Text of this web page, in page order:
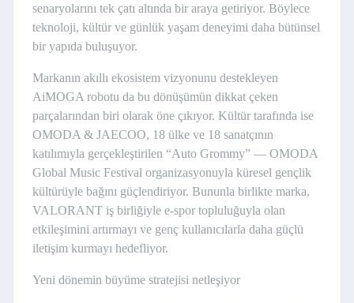
senaryolarını tek çatı altında bir araya getiriyor. Böylece
teknoloji, kültür ve günlük yaşam deneyimi daha bütünsel
bir yapıda buluşuyor.
Markanın akıllı ekosistem vizyonunu destekleyen
AiMOGA robotu da bu dönüşümün dikkat çeken
parçalarından biri olarak öne çıkıyor. Kültür tarafında ise
OMODA & JAECOO, 18 ülke ve 18 sanatçının
katılımıyla gerçekleştirilen “Auto Grommy” — OMODA
Global Music Festival organizasyonuyla küresel gençlik
kültürüyle bağını güçlendiriyor. Bununla birlikte marka,
VALORANT iş birliğiyle e-spor topluluğuyla olan
etkileşimini artırmayı ve genç kullanıcılarla daha güçlü
iletişim kurmayı hedefliyor.
Yeni dönemin büyüme stratejisi netleşiyor